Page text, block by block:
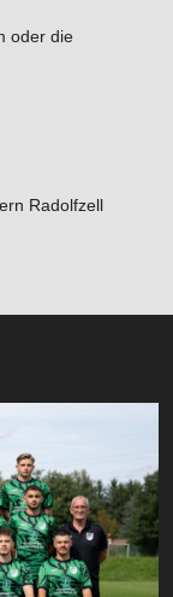
oder die
Radolfzell